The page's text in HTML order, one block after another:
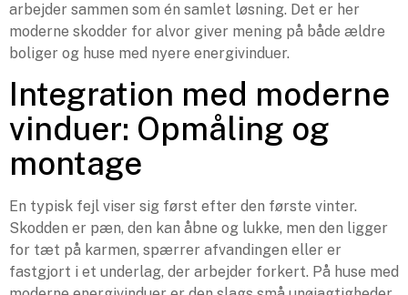
arbejder sammen som én samlet løsning. Det er her
moderne skodder for alvor giver mening på både ældre
boliger og huse med nyere energivinduer.
Integration med moderne
vinduer: Opmåling og
montage
En typisk fejl viser sig først efter den første vinter.
Skodden er pæn, den kan åbne og lukke, men den ligger
for tæt på karmen, spærrer afvandingen eller er
fastgjort i et underlag, der arbejder forkert. På huse med